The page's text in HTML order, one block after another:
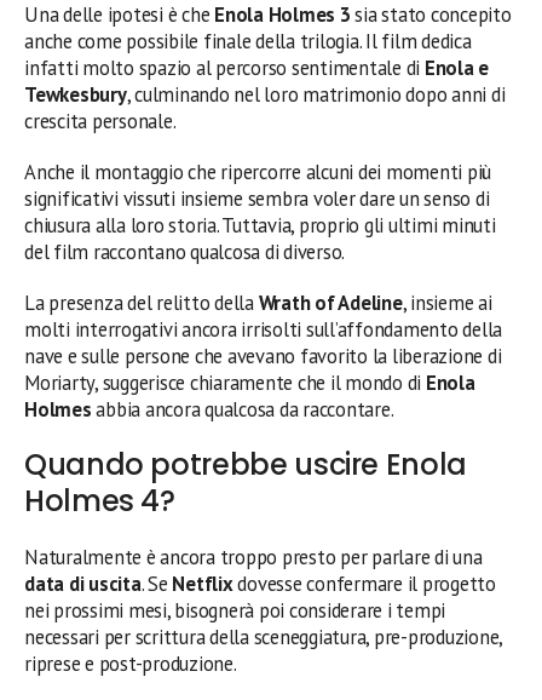
Una delle ipotesi è che Enola Holmes 3sia stato concepito
anche come possibile finale della trilogia. Il film dedica
infatti molto spazio al percorso sentimentale di Enola e
Tewkesbury, culminando nel loro matrimonio dopo anni di
crescita personale.
Anche il montaggio che ripercorre alcuni dei momenti più
significativi vissuti insieme sembra voler dare un senso di
chiusura alla loro storia. Tuttavia, proprio gli ultimi minuti
del film raccontano qualcosa di diverso.
La presenza del relitto dellaWrath of Adeline, insieme ai
molti interrogativi ancora irrisolti sull’affondamento della
nave e sulle persone che avevano favorito la liberazione di
Moriarty, suggerisce chiaramente che il mondo di Enola
Holmesabbia ancora qualcosa da raccontare.
Quando potrebbe uscire Enola
Holmes 4?
Naturalmente è ancora troppo presto per parlare di una
data di uscita. Se Netflixdovesse confermare il progetto
nei prossimi mesi, bisognerà poi considerare i tempi
necessari per scrittura della sceneggiatura, pre-produzione,
riprese e post-produzione.